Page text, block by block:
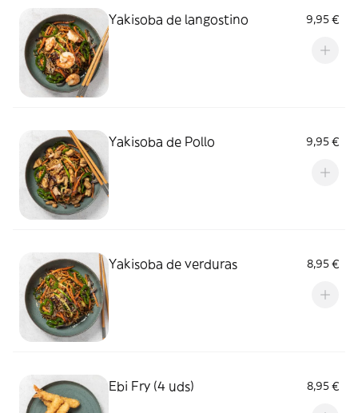
Yakisoba de langostino 9,95 €
Yakisoba de Pollo 9,95 €
Yakisoba de verduras 8,95 €
Ebi Fry (4 uds) 8,95 €